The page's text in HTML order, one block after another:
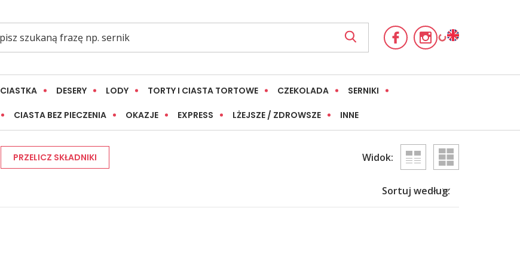
CIASTKA DESERY LODY TORTY I CIASTA TORTOWE CZEKOLADA SERNIKI
CIASTA BEZ PIECZENIA OKAZJE EXPRESS LŻEJSZE / ZDROWSZE INNE
PRZELICZ SKŁADNIKI Widok:
Sortuj według: